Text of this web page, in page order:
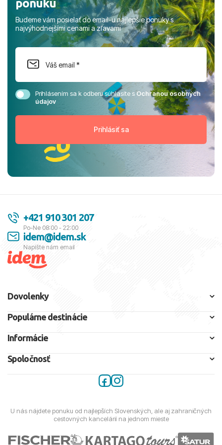
ponuku
Budeme vám posielať do email-u najlepšie ponuky s
najvýhodnejšími cenami a zľavami
Prihlásením sa k odberu súhlasíte sOchranou osobných
údajov
+421 910 301 207
Po-Ne 08:00 - 22:00
idem@idem.sk
Napíšte nám email
Dovolenky
Populárne destinácie
Informácie
Spoločnosť
U nás nájdete ponuku od najlepších Slovenských, ale aj zahraničných
cestovných kancelárií na jednom mieste